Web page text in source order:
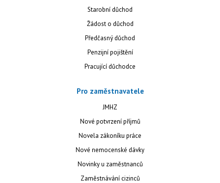
Starobní důchod
Žádost o důchod
Předčasný důchod
Penzijní pojištění
Pracující důchodce
Pro zaměstnavatele
JMHZ
Nové potvrzení příjmů
Novela zákoníku práce
Nové nemocenské dávky
Novinky u zaměstnanců
Zaměstnávání cizinců